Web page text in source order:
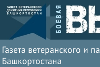
Газета ветеранского и
Башкортостана